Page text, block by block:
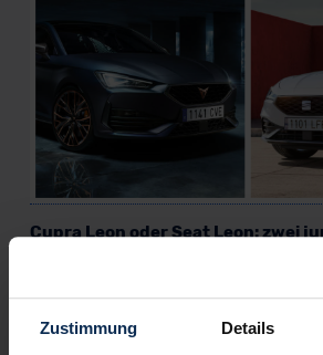
Zustimmung Details
Cupra Leon oder Seat Leon: zwei